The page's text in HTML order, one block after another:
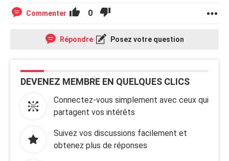
Commenter 0
Répondre Posez votre question
DEVENEZ MEMBRE EN QUELQUES CLICS
Connectez-vous simplement avec ceux qui
partagent vos intérêts
Suivez vos discussions facilement et
obtenez plus de réponses